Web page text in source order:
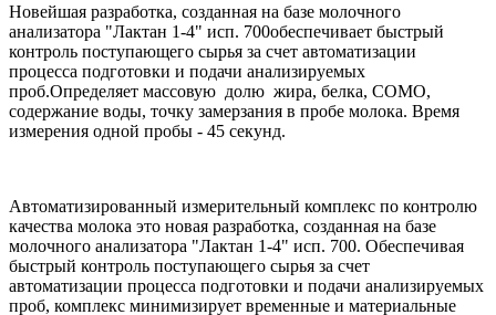
Новейшая разработка, созданная на базе молочного
анализатора "Лактан 1-4" исп. 700обеспечивает быстрый
контроль поступающего сырья за счет автоматизации
процесса подготовки и подачи анализируемых
проб.Определяет массовую долю жира, белка, СОМО,
содержание воды, точку замерзания в пробе молока. Время
измерения одной пробы - 45 секунд.
Автоматизированный измерительный комплекс по контролю
качества молока это новая разработка, созданная на базе
молочного анализатора "Лактан 1-4" исп. 700. Обеспечивая
быстрый контроль поступающего сырья за счет
автоматизации процесса подготовки и подачи анализируемых
проб, комплекс минимизирует временные и материальные